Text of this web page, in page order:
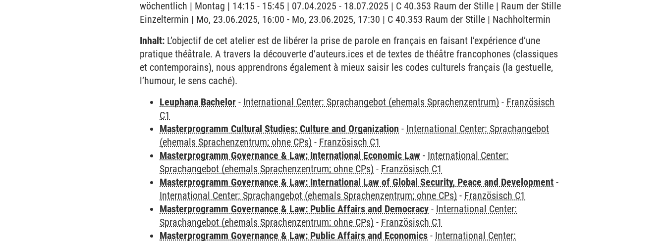
wöchentlich | Montag | 14:15 - 15:45 | 07.04.2025 - 18.07.2025 | C 40.353 Raum der Stille | Raum der Stille
Einzeltermin | Mo, 23.06.2025, 16:00 - Mo, 23.06.2025, 17:30 | C 40.353 Raum der Stille | Nachholtermin
Inhalt: L’objectif de cet atelier est de libérer la prise de parole en français en faisant l’expérience d’une
pratique théâtrale. A travers la découverte d’auteurs.ices et de textes de théâtre francophones (classiques
et contemporains), nous apprendrons également à mieux saisir les codes culturels français (la gestuelle,
l’humour, le sens caché).
Leuphana Bachelor - International Center: Sprachangebot (ehemals Sprachenzentrum) - Französisch
C1
Masterprogramm Cultural Studies: Culture and Organization - International Center: Sprachangebot
(ehemals Sprachenzentrum; ohne CPs) - Französisch C1
Masterprogramm Governance & Law: International Economic Law - International Center:
Sprachangebot (ehemals Sprachenzentrum; ohne CPs) - Französisch C1
Masterprogramm Governance & Law: International Law of Global Security, Peace and Development -
International Center: Sprachangebot (ehemals Sprachenzentrum; ohne CPs) - Französisch C1
Masterprogramm Governance & Law: Public Affairs and Democracy - International Center:
Sprachangebot (ehemals Sprachenzentrum; ohne CPs) - Französisch C1
Masterprogramm Governance & Law: Public Affairs and Economics - International Center: